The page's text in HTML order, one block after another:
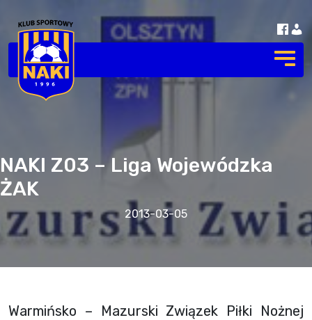
NAKI Z03 – Liga Wojewódzka
ŻAK
2013-03-05
Warmińsko – Mazurski Związek Piłki Nożnej